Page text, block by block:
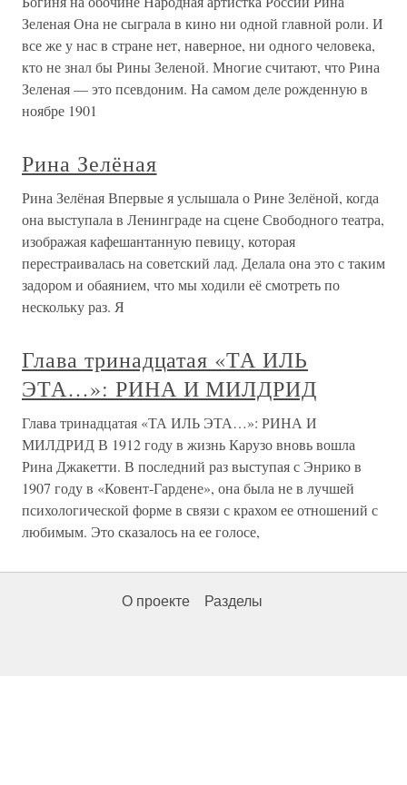
Зеленая Она не сыграла в кино ни одной главной роли. И
все же у нас в стране нет, наверное, ни одного человека,
кто не знал бы Рины Зеленой. Многие считают, что Рина
Зеленая — это псевдоним. На самом деле рожденную в
ноябре 1901
Рина Зелёная
Рина Зелёная Впервые я услышала о Рине Зелёной, когда
она выступала в Ленинграде на сцене Свободного театра,
изображая кафешантанную певицу, которая
перестраивалась на советский лад. Делала она это с таким
задором и обаянием, что мы ходили её смотреть по
нескольку раз. Я
Глава тринадцатая «ТА ИЛЬ
ЭТА…»: РИНА И МИЛДРИД
Глава тринадцатая «ТА ИЛЬ ЭТА…»: РИНА И
МИЛДРИД В 1912 году в жизнь Карузо вновь вошла
Рина Джакетти. В последний раз выступая с Энрико в
1907 году в «Ковент-Гардене», она была не в лучшей
психологической форме в связи с крахом ее отношений с
любимым. Это сказалось на ее голосе,
О проекте Разделы